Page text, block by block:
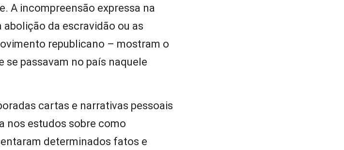
A incompreensão expressa na
da escravidão ou as
republicano – mostram o
passavam no país naquele
cartas e narrativas pessoais
nos estudos sobre como
determinados fatos e